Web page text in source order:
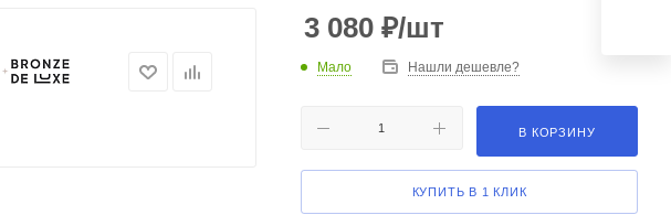
3 080 ₽/шт
Мало Нашли дешевле?
В КОРЗИНУ
КУПИТЬ В 1 КЛИК